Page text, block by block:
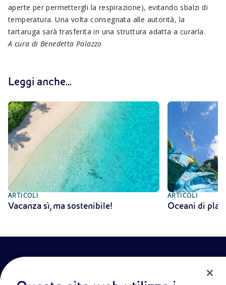
aperte per permettergli la respirazione), evitando sbalzi di
temperatura. Una volta consegnata alle autorità, la
tartaruga sarà trasferita in una struttura adatta a curarla.
A cura di Benedetta Palazzo
Leggi anche...
ARTICOLI
Vacanza sì, ma sostenibile!
ARTICOLI
Oceani di